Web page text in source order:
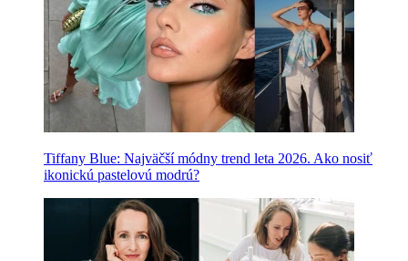
Tiffany Blue: Najväčší módny trend leta 2026. Ako nosiť
ikonickú pastelovú modrú?